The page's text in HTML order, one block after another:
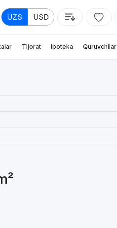
UZS USD
Tijorat Ipoteka Quruvchilar